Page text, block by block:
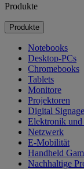
Produkte
Produkte
Notebooks
Desktop-PCs
Chromebooks
Tablets
Monitore
Projektoren
Digital Signage
Elektronik
Netzwerk
E-Mobilität
Handheld
Nachhaltige